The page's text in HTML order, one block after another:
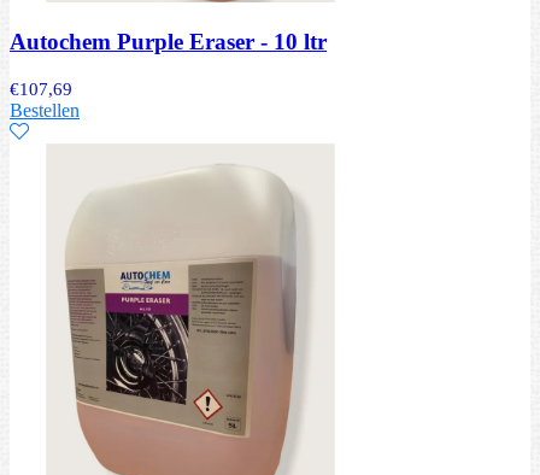
Autochem Purple Eraser - 10 ltr
€107,69
Bestellen